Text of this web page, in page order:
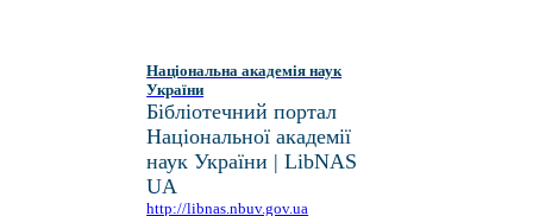
Національна академія наук
України
Бібліотечний портал
Національної академії
наук України | LibNAS
UA
http://libnas.nbuv.gov.ua